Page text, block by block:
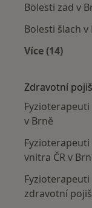
Bolesti zad v
Bolesti šlach v
Více (14)
Zdravotní
v Brně
vnitra ČR v
zdravotní